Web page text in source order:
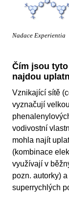
Nadace Experientia
Čím jsou
najdou
Vznikající sítě
vyznačují
vodivostní
mohla najít
(kombinace
využívají v
pozn. autorky)
superrychlých